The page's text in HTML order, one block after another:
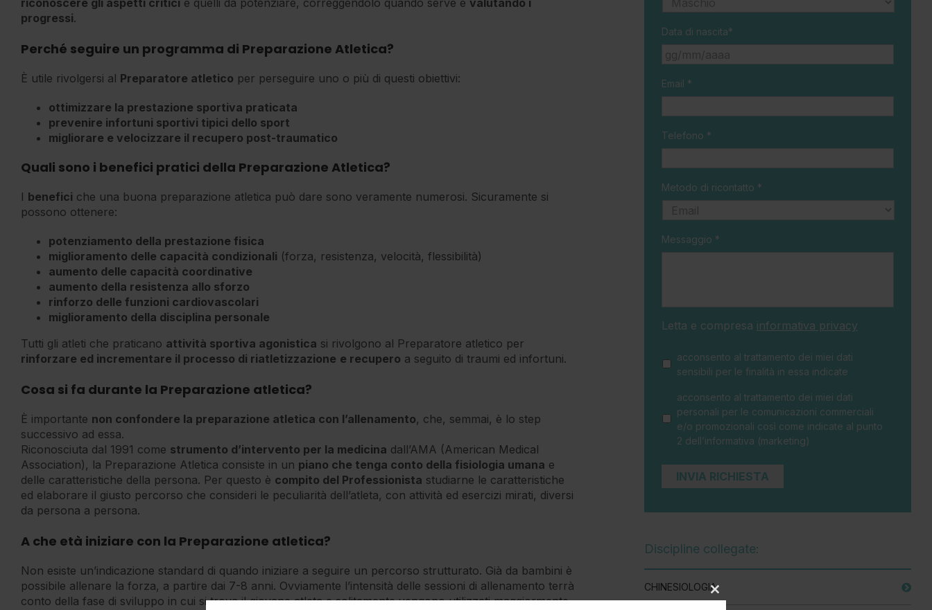
progressi.
Perché seguire un programma di Preparazione Atletica?
È utile rivolgersi al Preparatore atletico per perseguire uno o più di questi obiettivi:
ottimizzare la prestazione sportiva praticata
prevenire infortuni sportivi tipici dello sport
migliorare e velocizzare il recupero post-traumatico
Quali sono i benefici pratici della Preparazione Atletica?
I benefici che una buona preparazione atletica può dare sono veramente numerosi. Sicuramente si
possono ottenere:
potenziamento della prestazione fisica
miglioramento delle capacità condizionali (forza, resistenza, velocità, flessibilità)
aumento delle capacità coordinative
aumento della resistenza allo sforzo
rinforzo delle funzioni cardiovascolari
miglioramento della disciplina personale
Tutti gli atleti che praticano attività sportiva agonistica si rivolgono al Preparatore atletico per
rinforzare ed incrementare il processo di riatletizzazione e recupero a seguito di traumi ed infortuni.
Cosa si fa durante la Preparazione atletica?
È importante non confondere la preparazione atletica con l’allenamento, che, semmai, è lo step
successivo ad essa.
Riconosciuta dal 1991 come strumento d’intervento per la medicina dall’AMA (American Medical
Association), la Preparazione Atletica consiste in un piano che tenga conto della fisiologia umana e
delle caratteristiche della persona. Per questo è compito del Professionista studiarne le caratteristiche
ed elaborare il giusto percorso che consideri le peculiarità dell’atleta, con attività ed esercizi mirati, diversi
da persona a persona.
A che età iniziare con la Preparazione atletica?
Non esiste un’indicazione standard di quando iniziare a seguire un percorso strutturato. Già da bambini è
possibile allenare la forza, a partire dai 7-8 anni. Ovviamente l’intensità delle sessioni di allenamento terrà
conto della fase di sviluppo in cui si trova il giovane atleta e solitamente vengono utilizzati maggiormente
Data di nascita*
slash
slash
AAAA
Email *
Telefono *
Metodo di ricontatto *
Messaggio *
Letta e compresa informativa privacy
acconsento al trattamento dei miei dati
sensibili per le finalità in essa indicate
acconsento al trattamento dei miei dati
personali per le comunicazioni commerciali
e/o promozionali così come indicate al punto
2 dell’informativa (marketing)
Discipline collegate:
CHINESIOLOGIA
Close